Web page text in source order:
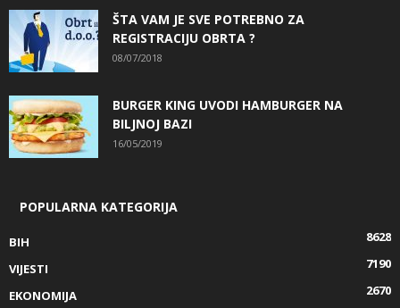
ŠTA VAM JE SVE POTREBNO ZA
REGISTRACIJU OBRTA ?
08/07/2018
BURGER KING UVODI HAMBURGER NA
BILJNOJ BAZI
16/05/2019
POPULARNA KATEGORIJA
BIH
8628
VIJESTI
7190
EKONOMIJA
2670